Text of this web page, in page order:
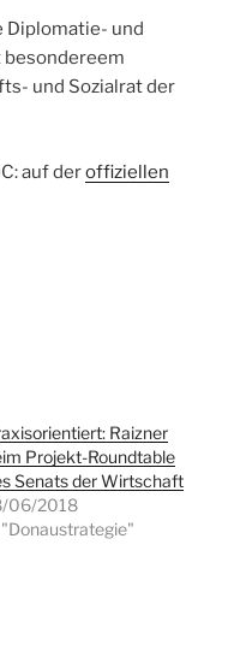
Diplomatie- und
und Sozialrat der
auf deroffiziellen
Raizner
Projekt-Roundtable
Senats der Wirtschaft
06/2018
"Donaustrategie"